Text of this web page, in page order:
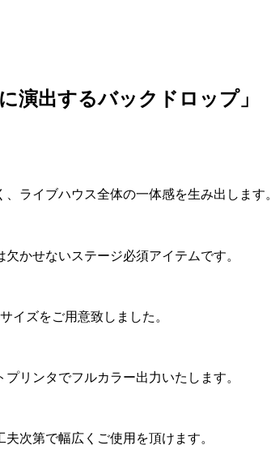
演出するバックドロップ」
ライブハウス全体の一体感を生み出します。
かせないステージ必須アイテムです。
イズをご用意致しました。
リンタでフルカラー出力いたします。
次第で幅広くご使用を頂けます。